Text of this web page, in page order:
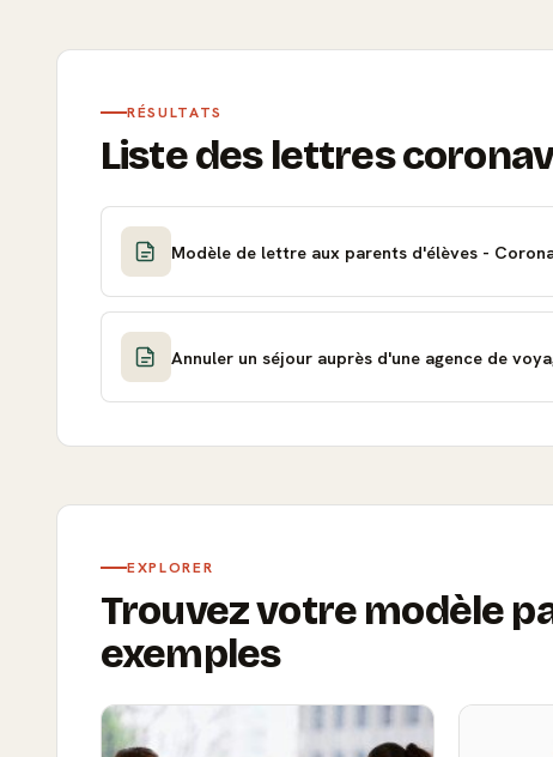
RÉSULTATS
Liste des lettres
Modèle de lettre aux parents d'élèves -
Annuler un séjour auprès d'une agence de
EXPLORER
Trouvez votre modèle
exemples